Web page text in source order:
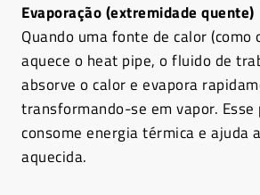
Evaporação (extremidade quente)
Quando uma fonte de calor (como
aquece o heat pipe, o fluido de
absorve o calor e evapora
transformando-se em vapor. Esse
consome energia térmica e ajuda
aquecida.